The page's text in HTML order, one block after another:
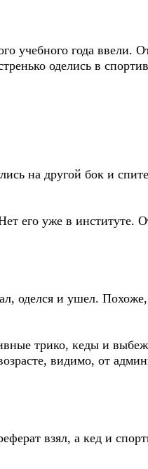
учебного года ввели.
оделись в
на другой бок и
его уже в институте.
оделся и ушел.
трико, кеды и
видимо, от
взял, а кед и